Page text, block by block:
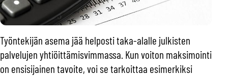
Työntekijän asema jää helposti taka-alalle julkisten
palvelujen yhtiöittämisvimmassa. Kun voiton maksimointi
on ensisijainen tavoite, voi se tarkoittaa esimerkiksi